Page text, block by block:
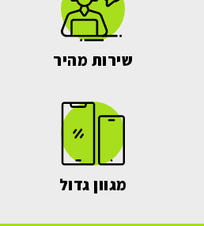
שירות מהיר
מגוון גדול